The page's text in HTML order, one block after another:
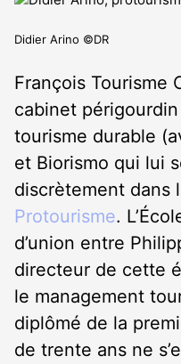
Didier Arino ©DR
François Tourisme
cabinet
tourisme durable
et Biorismo qui lui
discrètement dans
Protourisme.
d’union entre
directeur de cette
le management
diplômé de la
de trente ans ne